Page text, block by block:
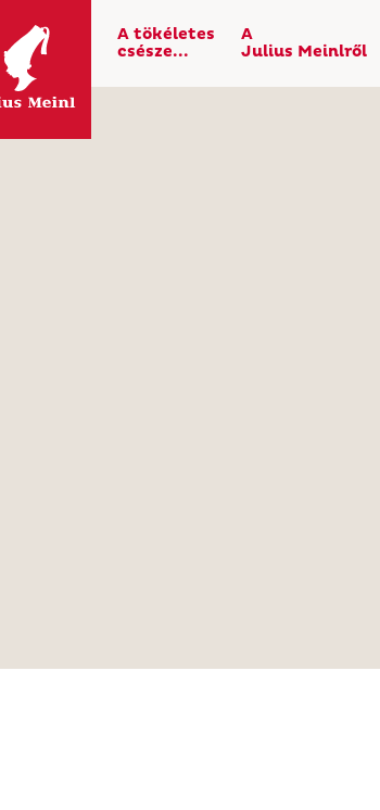
A tökéletes
csésze...
A
Julius Meinlről